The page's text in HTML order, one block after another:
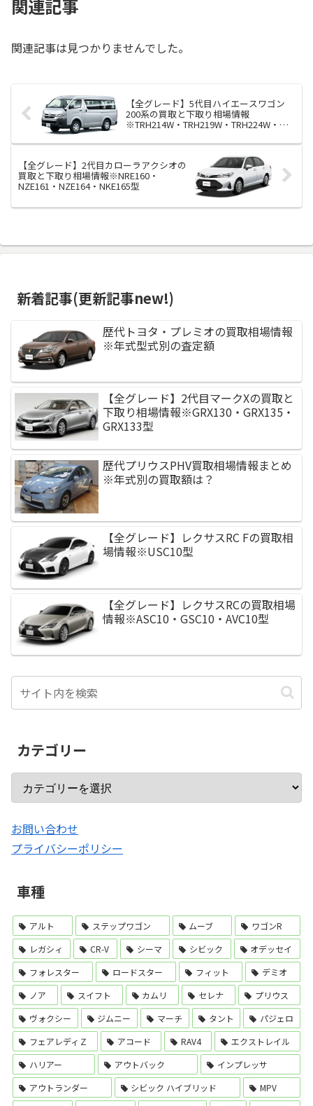
関連記事
関連記事は見つかりませんでした。
【全グレード】5代目ハイエースワゴン
200系の買取と下取り相場情報
※TRH214W・TRH219W・TRH224W・
【全グレード】2代目カローラアクシオの
買取と下取り相場情報※NRE160・
NZE161・NZE164・NKE165型
新着記事(更新記事new!)
歴代トヨタ・プレミオの買取相場情報
※年式型式別の査定額
【全グレード】2代目マークXの買取と
下取り相場情報※GRX130・GRX135・
GRX133型
歴代プリウスPHV買取相場情報まとめ
※年式別の買取額は？
【全グレード】レクサスRC Fの買取相
場情報※USC10型
【全グレード】レクサスRCの買取相場
情報※ASC10・GSC10・AVC10型
カテゴリー
お問い合わせ
プライバシーポリシー
車種
アルト ステップワゴン ムーブ
ワゴンR
レガシィ
CR-V シーマ シビック
オデッセイ
フォレスター
ロードスター フィット
デミオ
ノア
スイフト カムリ セレナ
プリウス
ヴォクシー
ジムニー マーチ タント
パジェロ
フェアレディＺ
アコード RAV4
エクストレイル
ハリアー
アウトバック
インプレッサ
アウトランダー
シビック ハイブリッド
MPV